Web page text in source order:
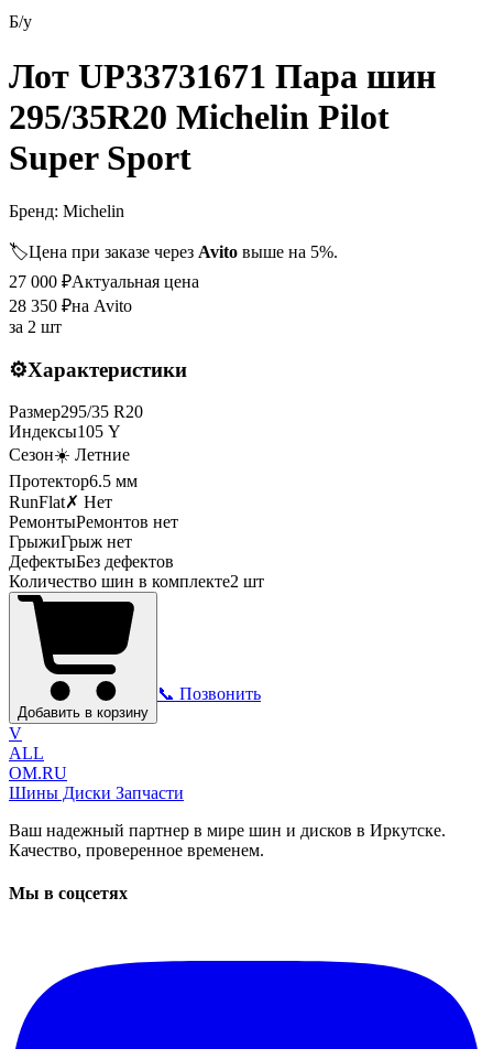
Б/у
Лот UP33731671 Пара шин
295/35R20 Michelin Pilot
Super Sport
Бренд: Michelin
🏷️Цена при заказе через Avito выше на 5%.
27 000 ₽Актуальная цена
28 350 ₽на Avito
за 2 шт
⚙️Характеристики
Размер295/35 R20
Индексы105 Y
Сезон☀️ Летние
Протектор6.5 мм
RunFlat✗ Нет
РемонтыРемонтов нет
ГрыжиГрыж нет
ДефектыБез дефектов
Количество шин в комплекте2 шт
Добавить в корзину
📞 Позвонить
V
ALL
OM.RU
Шины Диски Запчасти
Ваш надежный партнер в мире шин и дисков в Иркутске.
Качество, проверенное временем.
Мы в соцсетях